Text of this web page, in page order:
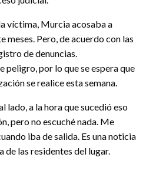
víctima, Murcia acosaba a
meses. Pero, de acuerdo con las
de denuncias.
peligro, por lo que se espera que
se realice esta semana.
lado, a la hora que sucedió eso
pero no escuché nada. Me
iba de salida. Es una noticia
de las residentes del lugar.